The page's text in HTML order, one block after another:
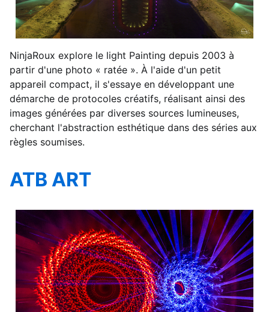
NinjaRoux explore le light Painting depuis 2003 à
partir d'une photo « ratée ». À l'aide d'un petit
appareil compact, il s'essaye en développant une
démarche de protocoles créatifs, réalisant ainsi des
images générées par diverses sources lumineuses,
cherchant l'abstraction esthétique dans des séries aux
règles soumises.
ATB ART